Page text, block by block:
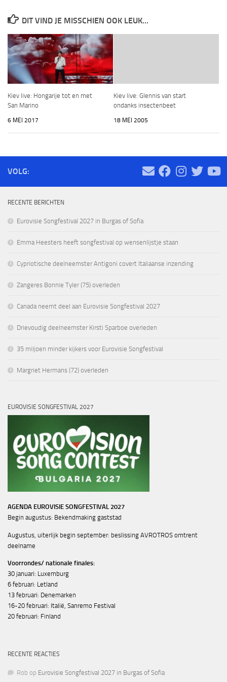
DIT VIND JE MISSCHIEN OOK LEUK...
Kiev live: Hongarije tot en met
San Marino
6 MEI 2017
Kiev live: Glennis van start
ondanks insectenbeet
18 MEI 2005
VOLG:
RECENTE BERICHTEN
Eurovisie Songfestival 2027 in Burgas of Sofia
Emma Heesters heeft songfestival op wensenlijstje staan
Cypriotische deelneemster Antigoni covert Italiaanse inzending
Zangeres Bonnie Tyler (75) overleden
Canada neemt deel aan Eurovisie Songfestival 2027
Drievoudig deelneemster Kirsti Sparboe overleden
35 miljoen minder kijkers voor Eurovisie Songfestival
Margriet Hermans (72) overleden
EUROVISIE SONGFESTIVAL 2027
AGENDA EUROVISIE SONGFESTIVAL 2027
Begin augustus: Bekendmaking gaststad
Augustus, uiterlijk begin september: beslissing AVROTROS omtrent
deelname
Voorrondes/ nationale finales:
30 januari: Luxemburg
6 februari: Letland
13 februari: Denemarken
16-20 februari: Italië, Sanremo Festival
20 februari: Finland
RECENTE REACTIES
Rob op Eurovisie Songfestival 2027 in Burgas of Sofia